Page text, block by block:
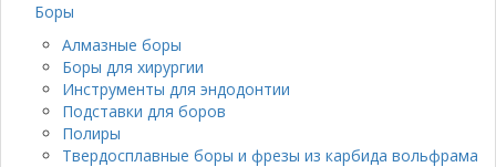
Боры
Алмазные боры
Боры для хирургии
Инструменты для эндодонтии
Подставки для боров
Полиры
Твердосплавные боры и фрезы из карбида вольфрама